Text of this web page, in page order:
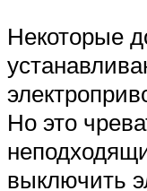
Некоторые
Но это
выключить